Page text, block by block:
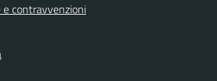
e contravvenzioni